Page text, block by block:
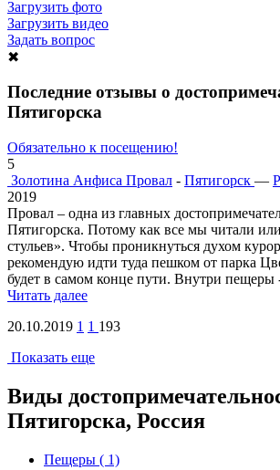
Загрузить фото
Загрузить видео
Задать вопрос
✖
Последние отзывы о
Пятигорска
Обязательно к посещению!
5
Золотина Анфиса Провал - Пятигорск —
2019
Провал – одна из главных
Пятигорска. Потому как все мы читали
стульев». Чтобы проникнуться духом
рекомендую идти туда пешком от парка
будет в самом конце пути. Внутри пещеры
Читать далее
20.10.2019 1 1 193
Показать еще
Виды
Пятигорска, Россия
Пещеры ( 1)